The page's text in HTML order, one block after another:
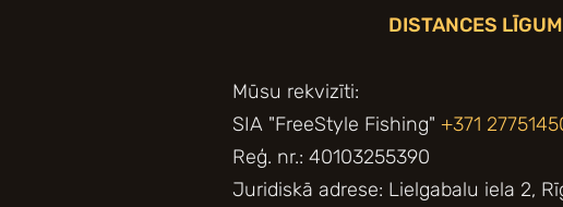
DISTANCES
Mūsu rekvizīti:
SIA "FreeStyle Fishing"+371
Reģ. nr.: 40103255390
Juridiskā adrese: Lielgabalu iela 2,